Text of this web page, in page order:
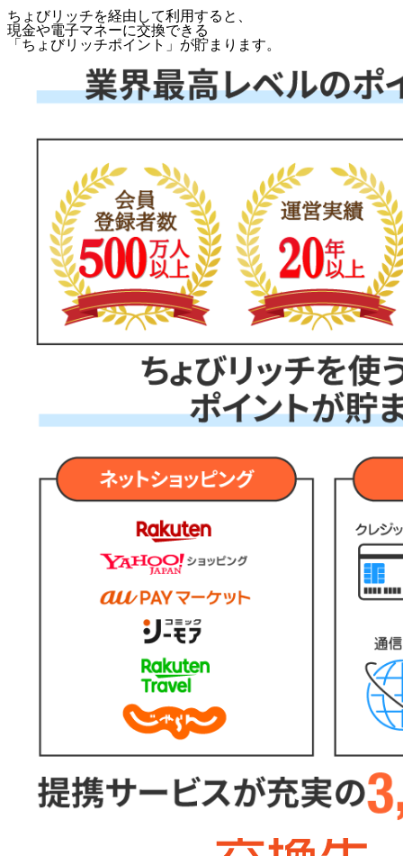
ちょびリッチを経由して利用すると、
現金や電子マネーに交換できる
「 ちょびリッチポイント 」が貯まります。